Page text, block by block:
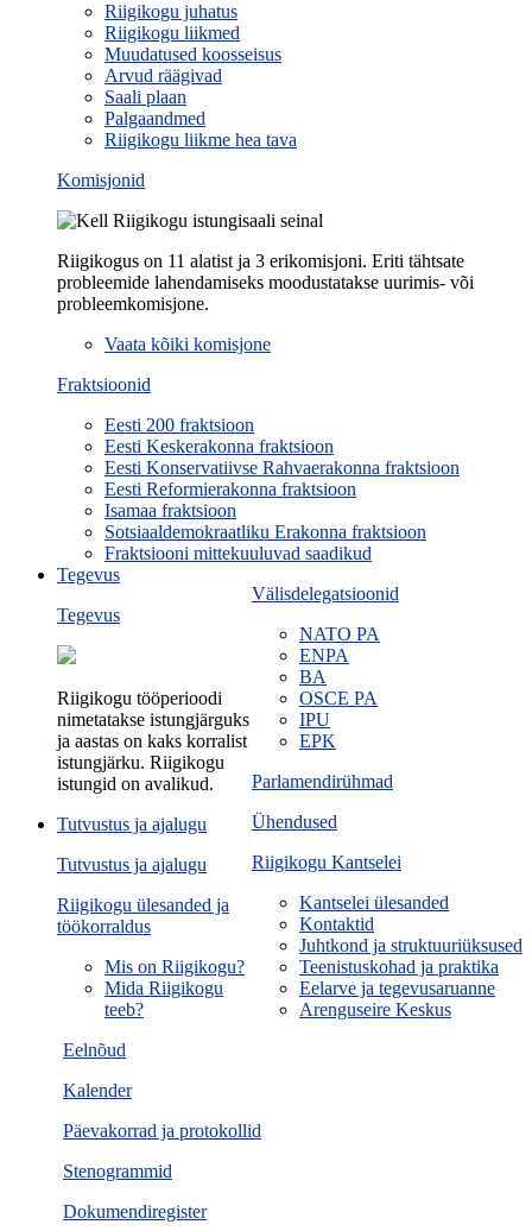
Riigikogu juhatus
Riigikogu liikmed
Muudatused koosseisus
Arvud räägivad
Saali plaan
Palgaandmed
Riigikogu liikme hea tava
Komisjonid
Riigikogus on 11 alatist ja 3 erikomisjoni. Eriti tähtsate
probleemide lahendamiseks moodustatakse uurimis- või
probleemkomisjone.
Vaata kõiki komisjone
Fraktsioonid
Eesti 200 fraktsioon
Eesti Keskerakonna fraktsioon
Eesti Konservatiivse Rahvaerakonna fraktsioon
Eesti Reformierakonna fraktsioon
Isamaa fraktsioon
Sotsiaaldemokraatliku Erakonna fraktsioon
Fraktsiooni mittekuuluvad saadikud
Välisdelegatsioonid
NATO PA
ENPA
BA
OSCE PA
IPU
EPK
Parlamendirühmad
Ühendused
Riigikogu Kantselei
Kantselei ülesanded
Kontaktid
Juhtkond ja struktuuriüksused
Teenistuskohad ja praktika
Eelarve ja tegevusaruanne
Arenguseire Keskus
Tegevus
Tegevus
Riigikogu tööperioodi
nimetatakse istungjärguks
ja aastas on kaks korralist
istungjärku. Riigikogu
istungid on avalikud.
Eelnõud
Kalender
Päevakorrad ja protokollid
Stenogrammid
Dokumendiregister
Tutvustus ja ajalugu
Tutvustus ja ajalugu
Riigikogu ülesanded ja
töökorraldus
Mis on Riigikogu?
Mida Riigikogu
teeb?